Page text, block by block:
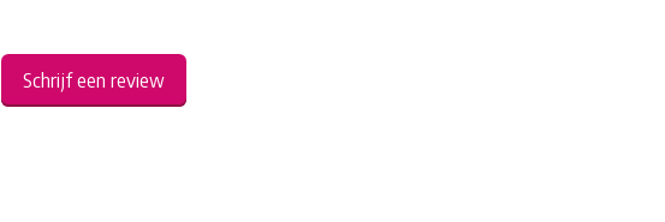
Schrijf een review